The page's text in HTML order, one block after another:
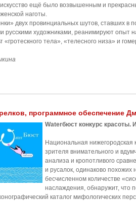
искусство ещё было возвышенным и
наготы.
двух провинциальных шутов, ставших в
русскими художниками, реанимируют опыт
«гротескного тела», «телесного низа» и
программное обеспечение
Waterбюст конкурс красоты.
Национальная нижегородская
зрителя внимательного и
анализа и кропотливого
и русалок, одинаково похожих
бесчисленном количестве
наслаждения, обнаружит, что
каталог мифологических